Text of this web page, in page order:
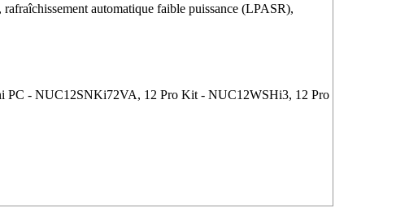
automatique faible puissance (LPASR),
PC - NUC12SNKi72VA, 12 Pro Kit - NUC12WSHi3, 12 Pro